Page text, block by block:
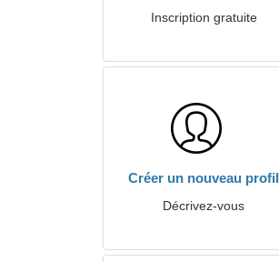
Inscription gratuite
Créer un nouveau profil
Décrivez-vous